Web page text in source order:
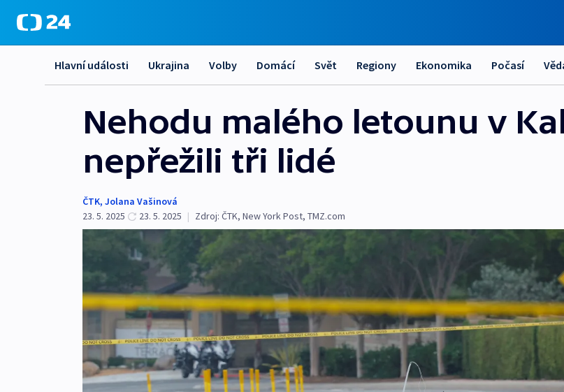
Hlavní události Ukrajina Volby Domácí Svět Regiony Ekonomika Počasí
Nehodu malého letounu v
nepřežili tři lidé
ČTK, Jolana Vašinová
23. 5. 2025
23. 5. 2025 | Zdroj: ČTK, New York Post, TMZ.com